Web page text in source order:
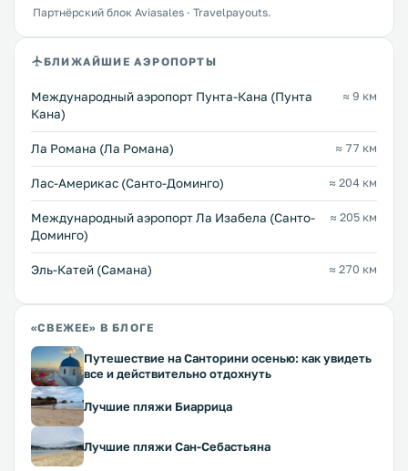
Партнёрский блок Aviasales · Travelpayouts.
БЛИЖАЙШИЕ АЭРОПОРТЫ
Международный аэропорт Пунта-Кана (Пунта
Кана)
≈ 9 км
Ла Романа (Ла Романа) ≈ 77 км
Лас-Америкас (Санто-Доминго) ≈ 204 км
Международный аэропорт Ла Изабела (Санто-
Доминго)
≈ 205 км
Эль-Катей (Самана) ≈ 270 км
«СВЕЖЕЕ» В БЛОГЕ
Путешествие на Санторини осенью: как увидеть
все и действительно отдохнуть
Лучшие пляжи Биаррица
Лучшие пляжи Сан-Себастьяна